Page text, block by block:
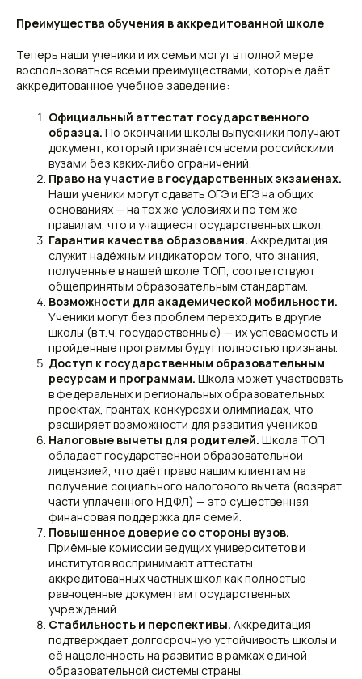
Преимущества обучения в аккредитованной школе
Теперь наши ученики и их семьи могут в полной мере
воспользоваться всеми преимуществами, которые даёт
аккредитованное учебное заведение:
Официальный аттестат государственного
образца. По окончании школы выпускники получают
документ, который признаётся всеми российскими
вузами без каких‑либо ограничений.
Право на участие в государственных экзаменах.
Наши ученики могут сдавать ОГЭ и ЕГЭ на общих
основаниях — на тех же условиях и по тем же
правилам, что и учащиеся государственных школ.
Гарантия качества образования. Аккредитация
служит надёжным индикатором того, что знания,
полученные в нашей школе ТОП, соответствуют
общепринятым образовательным стандартам.
Возможности для академической мобильности.
Ученики могут без проблем переходить в другие
школы (в т. ч. государственные) — их успеваемость и
пройденные программы будут полностью признаны.
Доступ к государственным образовательным
ресурсам и программам. Школа может участвовать
в федеральных и региональных образовательных
проектах, грантах, конкурсах и олимпиадах, что
расширяет возможности для развития учеников.
Налоговые вычеты для родителей. Школа ТОП
обладает государственной образовательной
лицензией, что даёт право нашим клиентам на
получение социального налогового вычета (возврат
части уплаченного НДФЛ) — это существенная
финансовая поддержка для семей.
Повышенное доверие со стороны вузов.
Приёмные комиссии ведущих университетов и
институтов воспринимают аттестаты
аккредитованных частных школ как полностью
равноценные документам государственных
учреждений.
Стабильность и перспективы. Аккредитация
подтверждает долгосрочную устойчивость школы и
её нацеленность на развитие в рамках единой
образовательной системы страны.